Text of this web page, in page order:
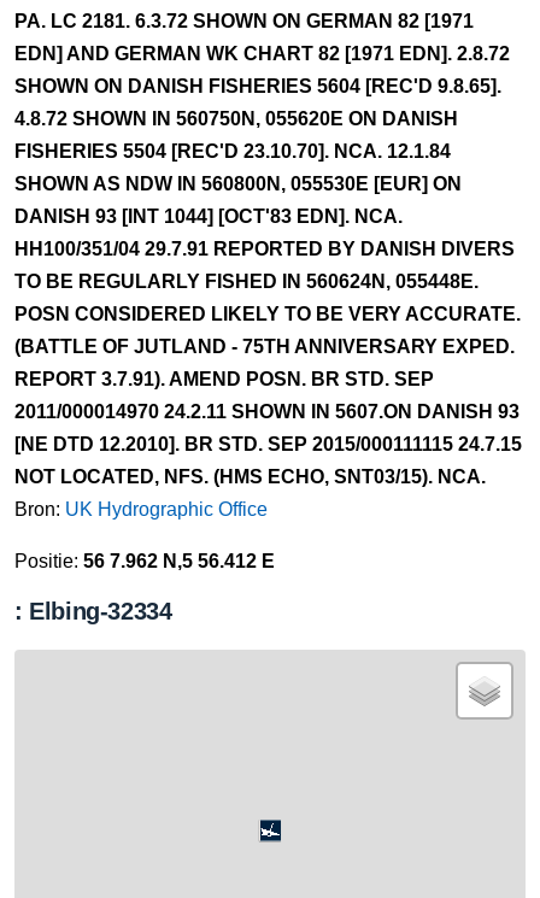
PA. LC 2181. 6.3.72 SHOWN ON GERMAN 82 [1971
EDN] AND GERMAN WK CHART 82 [1971 EDN]. 2.8.72
SHOWN ON DANISH FISHERIES 5604 [REC'D 9.8.65].
4.8.72 SHOWN IN 560750N, 055620E ON DANISH
FISHERIES 5504 [REC'D 23.10.70]. NCA. 12.1.84
SHOWN AS NDW IN 560800N, 055530E [EUR] ON
DANISH 93 [INT 1044] [OCT'83 EDN]. NCA.
HH100/351/04 29.7.91 REPORTED BY DANISH DIVERS
TO BE REGULARLY FISHED IN 560624N, 055448E.
POSN CONSIDERED LIKELY TO BE VERY ACCURATE.
(BATTLE OF JUTLAND - 75TH ANNIVERSARY EXPED.
REPORT 3.7.91). AMEND POSN. BR STD. SEP
2011/000014970 24.2.11 SHOWN IN 5607.ON DANISH 93
[NE DTD 12.2010]. BR STD. SEP 2015/000111115 24.7.15
NOT LOCATED, NFS. (HMS ECHO, SNT03/15). NCA.
Bron: UK Hydrographic Office
Positie: 56 7.962 N,5 56.412 E
: Elbing-32334